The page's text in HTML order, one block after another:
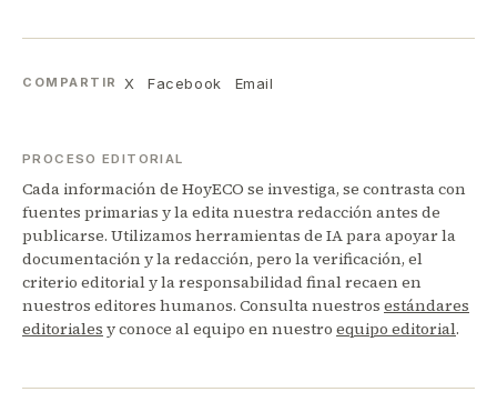
COMPARTIR X Facebook Email
PROCESO EDITORIAL
Cada información de HoyECO se investiga, se contrasta con
fuentes primarias y la edita nuestra redacción antes de
publicarse. Utilizamos herramientas de IA para apoyar la
documentación y la redacción, pero la verificación, el
criterio editorial y la responsabilidad final recaen en
nuestros editores humanos. Consulta nuestros estándares
editoriales y conoce al equipo en nuestro equipo editorial.